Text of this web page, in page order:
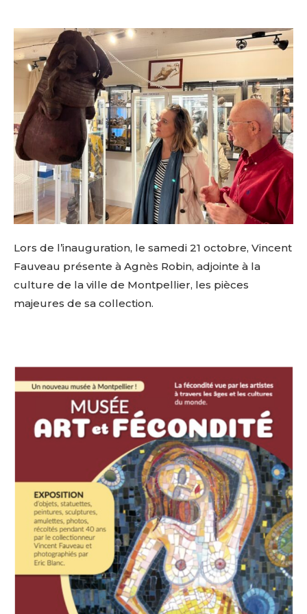
Lors de l’inauguration, le samedi 21 octobre, Vincent
Fauveau présente à Agnès Robin, adjointe à la
culture de la ville de Montpellier, les pièces
majeures de sa collection.